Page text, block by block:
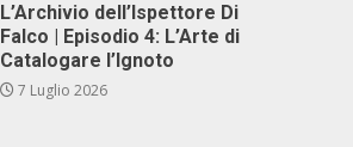
L’Archivio dell’Ispettore Di
Falco | Episodio 4: L’Arte di
Catalogare l’Ignoto
7 Luglio 2026